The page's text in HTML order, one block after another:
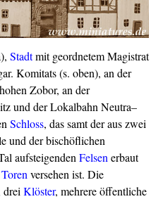
Stadtmit geordnetem Magistrat
Komitats (s. oben), an der
Zobor, an der
und der Lokalbahn Neutra–
Schloss, das samt der aus zwei
und der bischöflichen
aufsteigenden Felsen erbaut
Toren versehen ist. Die
drei Klöster, mehrere öffentliche